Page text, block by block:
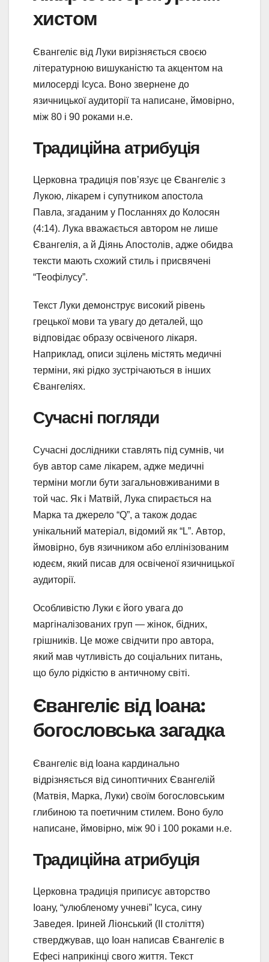
хистом
Євангеліє від Луки вирізняється своєю
літературною вишуканістю та акцентом на
милосерді Ісуса. Воно звернене до
язичницької аудиторії та написане, ймовірно,
між 80 і 90 роками н.е.
Традиційна атрибуція
Церковна традиція пов’язує це Євангеліє з
Лукою, лікарем і супутником апостола
Павла, згаданим у Посланнях до Колосян
(4:14). Лука вважається автором не лише
Євангелія, а й Діянь Апостолів, адже обидва
тексти мають схожий стиль і присвячені
“Теофілусу”.
Текст Луки демонструє високий рівень
грецької мови та увагу до деталей, що
відповідає образу освіченого лікаря.
Наприклад, описи зцілень містять медичні
терміни, які рідко зустрічаються в інших
Євангеліях.
Сучасні погляди
Сучасні дослідники ставлять під сумнів, чи
був автор саме лікарем, адже медичні
терміни могли бути загальновживаними в
той час. Як і Матвій, Лука спирається на
Марка та джерело “Q”, а також додає
унікальний матеріал, відомий як “L”. Автор,
ймовірно, був язичником або еллінізованим
юдеєм, який писав для освіченої язичницької
аудиторії.
Особливістю Луки є його увага до
маргіналізованих груп — жінок, бідних,
грішників. Це може свідчити про автора,
який мав чутливість до соціальних питань,
що було рідкістю в античному світі.
Євангеліє від Іоана:
богословська загадка
Євангеліє від Іоана кардинально
відрізняється від синоптичних Євангелій
(Матвія, Марка, Луки) своїм богословським
глибиною та поетичним стилем. Воно було
написане, ймовірно, між 90 і 100 роками н.е.
Традиційна атрибуція
Церковна традиція приписує авторство
Іоану, “улюбленому учневі” Ісуса, сину
Заведея. Іриней Ліонський (II століття)
стверджував, що Іоан написав Євангеліє в
Ефесі наприкінці свого життя. Текст